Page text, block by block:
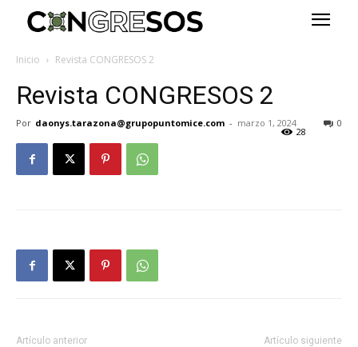
Inicio Revista CONGRESOS 2
Revista CONGRESOS 2
Por daonys.tarazona@grupopuntomice.com - marzo 1, 2024 0
28
Artículo anterior Artículo siguiente